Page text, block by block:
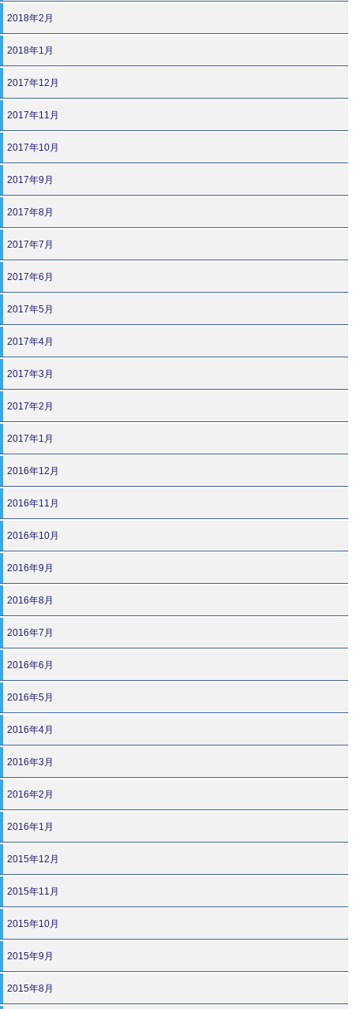
2018年2月
2018年1月
2017年12月
2017年11月
2017年10月
2017年9月
2017年8月
2017年7月
2017年6月
2017年5月
2017年4月
2017年3月
2017年2月
2017年1月
2016年12月
2016年11月
2016年10月
2016年9月
2016年8月
2016年7月
2016年6月
2016年5月
2016年4月
2016年3月
2016年2月
2016年1月
2015年12月
2015年11月
2015年10月
2015年9月
2015年8月